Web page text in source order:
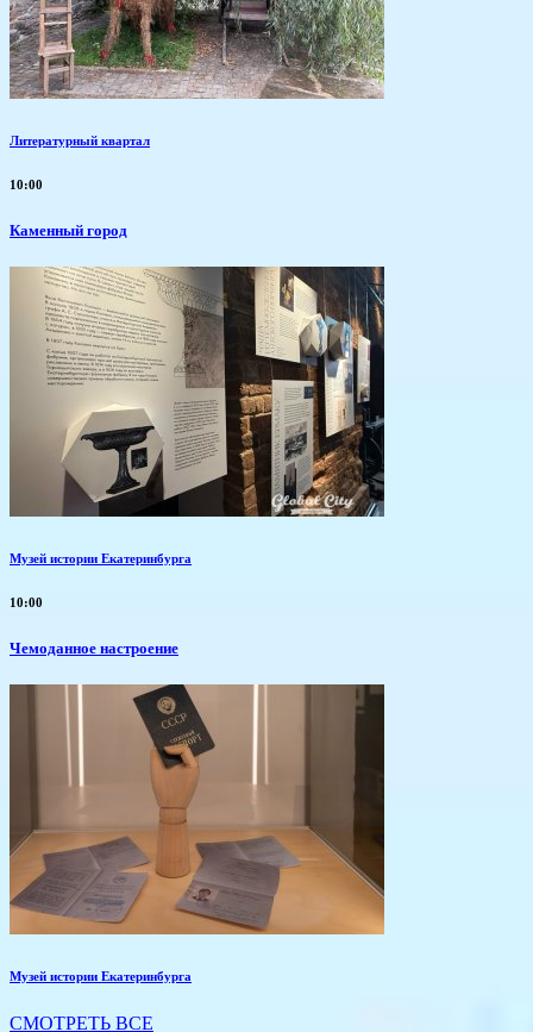
Литературный квартал
10:00
Каменный город
Музей истории Екатеринбурга
10:00
Чемоданное настроение
Музей истории Екатеринбурга
СМОТРЕТЬ ВСЕ